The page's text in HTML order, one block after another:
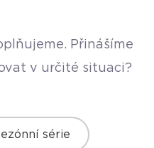
Přinášíme
v určité situaci?
série